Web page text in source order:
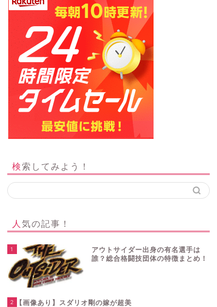
検索してみよう！
人気の記事！
1
アウトサイダー出身の有名選手は
誰？総合格闘技団体の特徴まとめ！
2
【画像あり】スダリオ剛の嫁が超美